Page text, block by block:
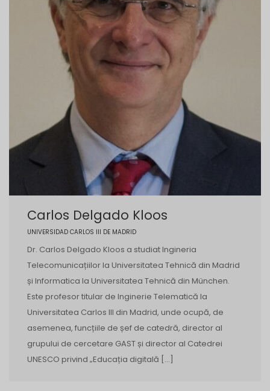
Carlos Delgado Kloos
UNIVERSIDAD CARLOS III DE MADRID
Dr. Carlos Delgado Kloos a studiat Ingineria
Telecomunicațiilor la Universitatea Tehnică din Madrid
și Informatica la Universitatea Tehnică din München.
Este profesor titular de Inginerie Telematică la
Universitatea Carlos III din Madrid, unde ocupă, de
asemenea, funcțiile de șef de catedră, director al
grupului de cercetare GAST și director al Catedrei
UNESCO privind „Educația digitală […]